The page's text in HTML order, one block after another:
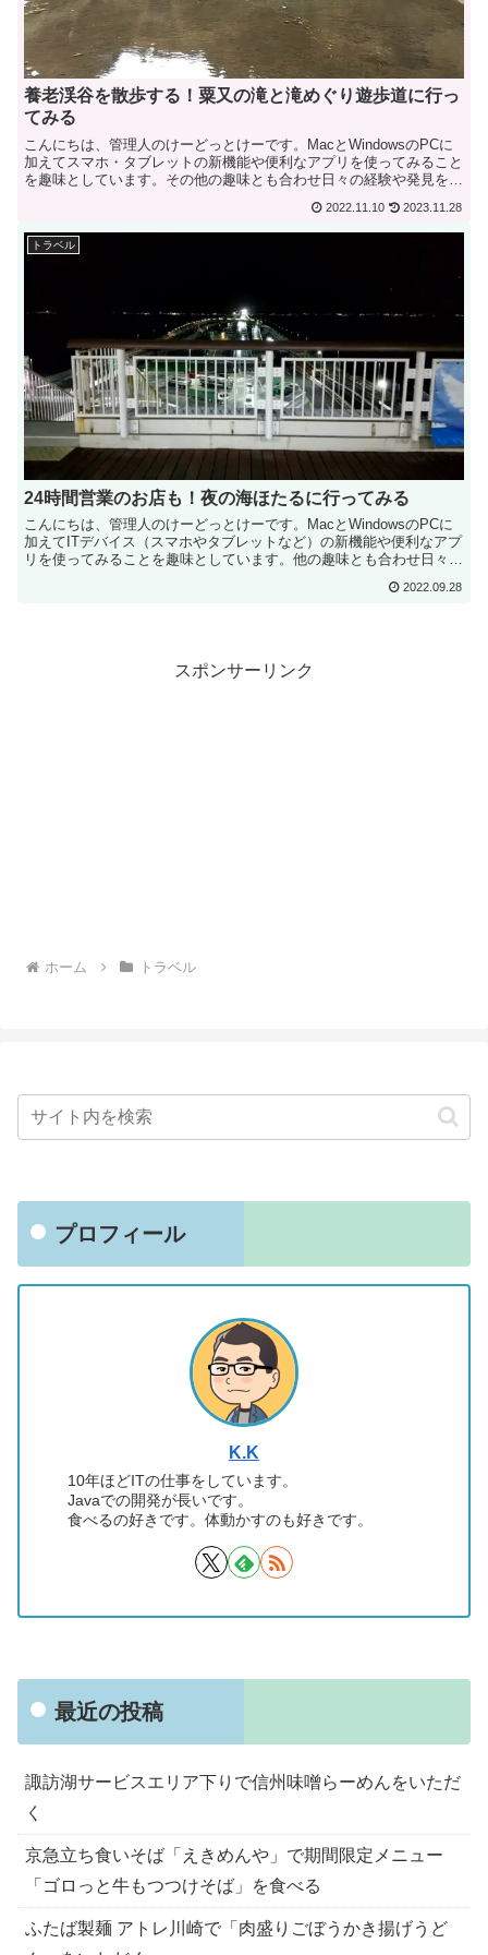
養老渓谷を散歩する！粟又の滝と滝めぐり遊歩道に行っ
てみる
こんにちは、管理人のけーどっとけーです。MacとWindowsのPCに
加えてスマホ・タブレットの新機能や便利なアプリを使ってみること
を趣味としています。その他の趣味とも合わせ日々の経験や発見を当
2022.11.10 2023.11.28
トラベル
24時間営業のお店も！夜の海ほたるに行ってみる
こんにちは、管理人のけーどっとけーです。MacとWindowsのPCに
加えてITデバイス（スマホやタブレットなど）の新機能や便利なアプ
リを使ってみることを趣味としています。他の趣味とも合わせ日々の
2022.09.28
スポンサーリンク
ホーム トラベル
プロフィール
K.K
10年ほどITの仕事をしています。
Javaでの開発が長いです。
食べるの好きです。体動かすのも好きです。
最近の投稿
諏訪湖サービスエリア下りで信州味噌らーめんをいただ
く
京急立ち食いそば「えきめんや」で期間限定メニュー
「ゴロっと牛もつつけそば」を食べる
ふたば製麺 アトレ川崎で「肉盛りごぼうかき揚げうど